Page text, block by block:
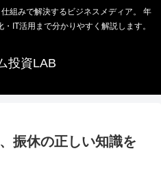
組みで解決するビジネスメディア。 年
IT活用まで分かりやすく解説します。
投資LAB
振休の正しい知識を